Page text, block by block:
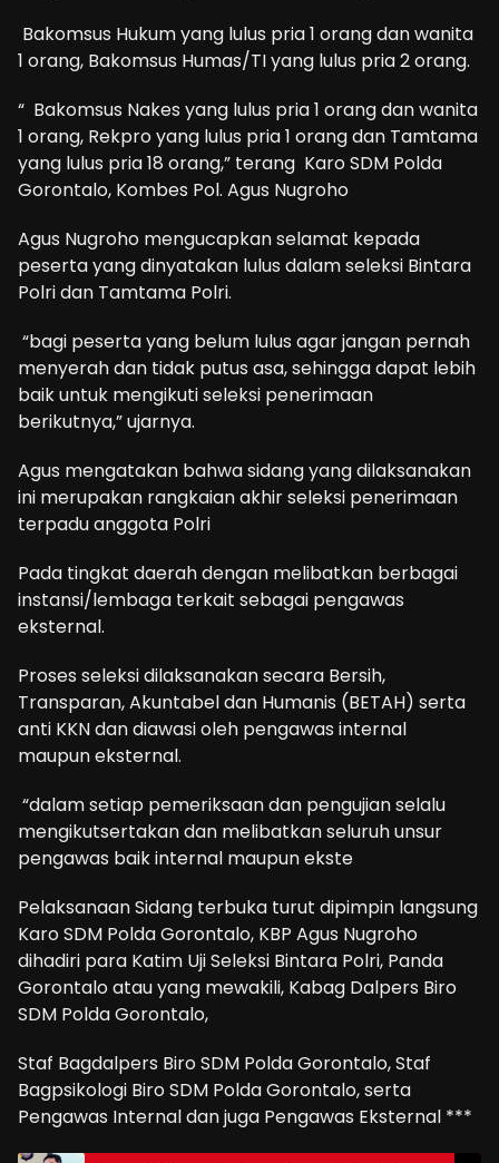
Bakomsus Hukum yang lulus pria 1 orang dan wanita
1 orang, Bakomsus Humas/TI yang lulus pria 2 orang.
“ Bakomsus Nakes yang lulus pria 1 orang dan wanita
1 orang, Rekpro yang lulus pria 1 orang dan Tamtama
yang lulus pria 18 orang,” terang Karo SDM Polda
Gorontalo, Kombes Pol. Agus Nugroho
Agus Nugroho mengucapkan selamat kepada
peserta yang dinyatakan lulus dalam seleksi Bintara
Polri dan Tamtama Polri.
“bagi peserta yang belum lulus agar jangan pernah
menyerah dan tidak putus asa, sehingga dapat lebih
baik untuk mengikuti seleksi penerimaan
berikutnya,” ujarnya.
Agus mengatakan bahwa sidang yang dilaksanakan
ini merupakan rangkaian akhir seleksi penerimaan
terpadu anggota Polri
Pada tingkat daerah dengan melibatkan berbagai
instansi/lembaga terkait sebagai pengawas
eksternal.
Proses seleksi dilaksanakan secara Bersih,
Transparan, Akuntabel dan Humanis (BETAH) serta
anti KKN dan diawasi oleh pengawas internal
maupun eksternal.
“dalam setiap pemeriksaan dan pengujian selalu
mengikutsertakan dan melibatkan seluruh unsur
pengawas baik internal maupun ekste
Pelaksanaan Sidang terbuka turut dipimpin langsung
Karo SDM Polda Gorontalo, KBP Agus Nugroho
dihadiri para Katim Uji Seleksi Bintara Polri, Panda
Gorontalo atau yang mewakili, Kabag Dalpers Biro
SDM Polda Gorontalo,
Staf Bagdalpers Biro SDM Polda Gorontalo, Staf
Bagpsikologi Biro SDM Polda Gorontalo, serta
Pengawas Internal dan juga Pengawas Eksternal ***